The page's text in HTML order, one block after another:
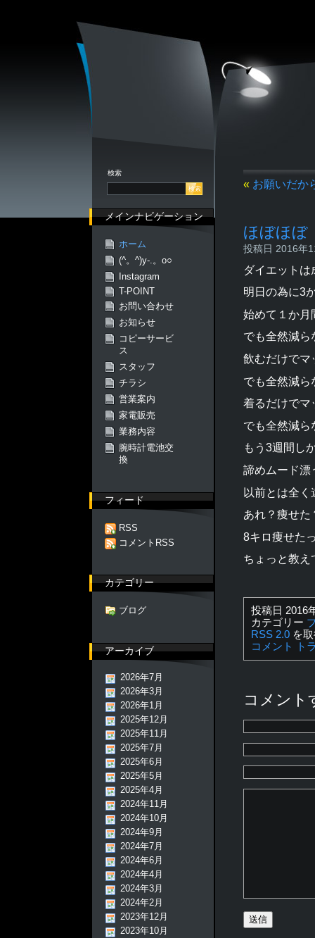
« お願いだか
ほぼほぼ
投稿日 2016年
ダイエット
明日の為に3
始めて１か月
でも全然減ら
飲むだけでマ
でも全然減ら
着るだけでマ
でも全然減ら
もう3週間し
諦めムード漂
以前とは全
あれ？痩せた
8キロ痩せた
ちょっと教え
投稿日 2016
カテゴリー
RSS 2.0 を
コメント
ト
コメント
検索
メインナビゲーション
ホーム
(^。^)y-.。o○
Instagram
T-POINT
お問い合わせ
お知らせ
コピーサービ
ス
スタッフ
チラシ
営業案内
家電販売
業務内容
腕時計電池交
換
フィード
RSS
コメントRSS
カテゴリー
ブログ
アーカイブ
2026年7月
2026年3月
2026年1月
2025年12月
2025年11月
2025年7月
2025年6月
2025年5月
2025年4月
2024年11月
2024年10月
2024年9月
2024年7月
2024年6月
2024年4月
2024年3月
2024年2月
2023年12月
2023年10月